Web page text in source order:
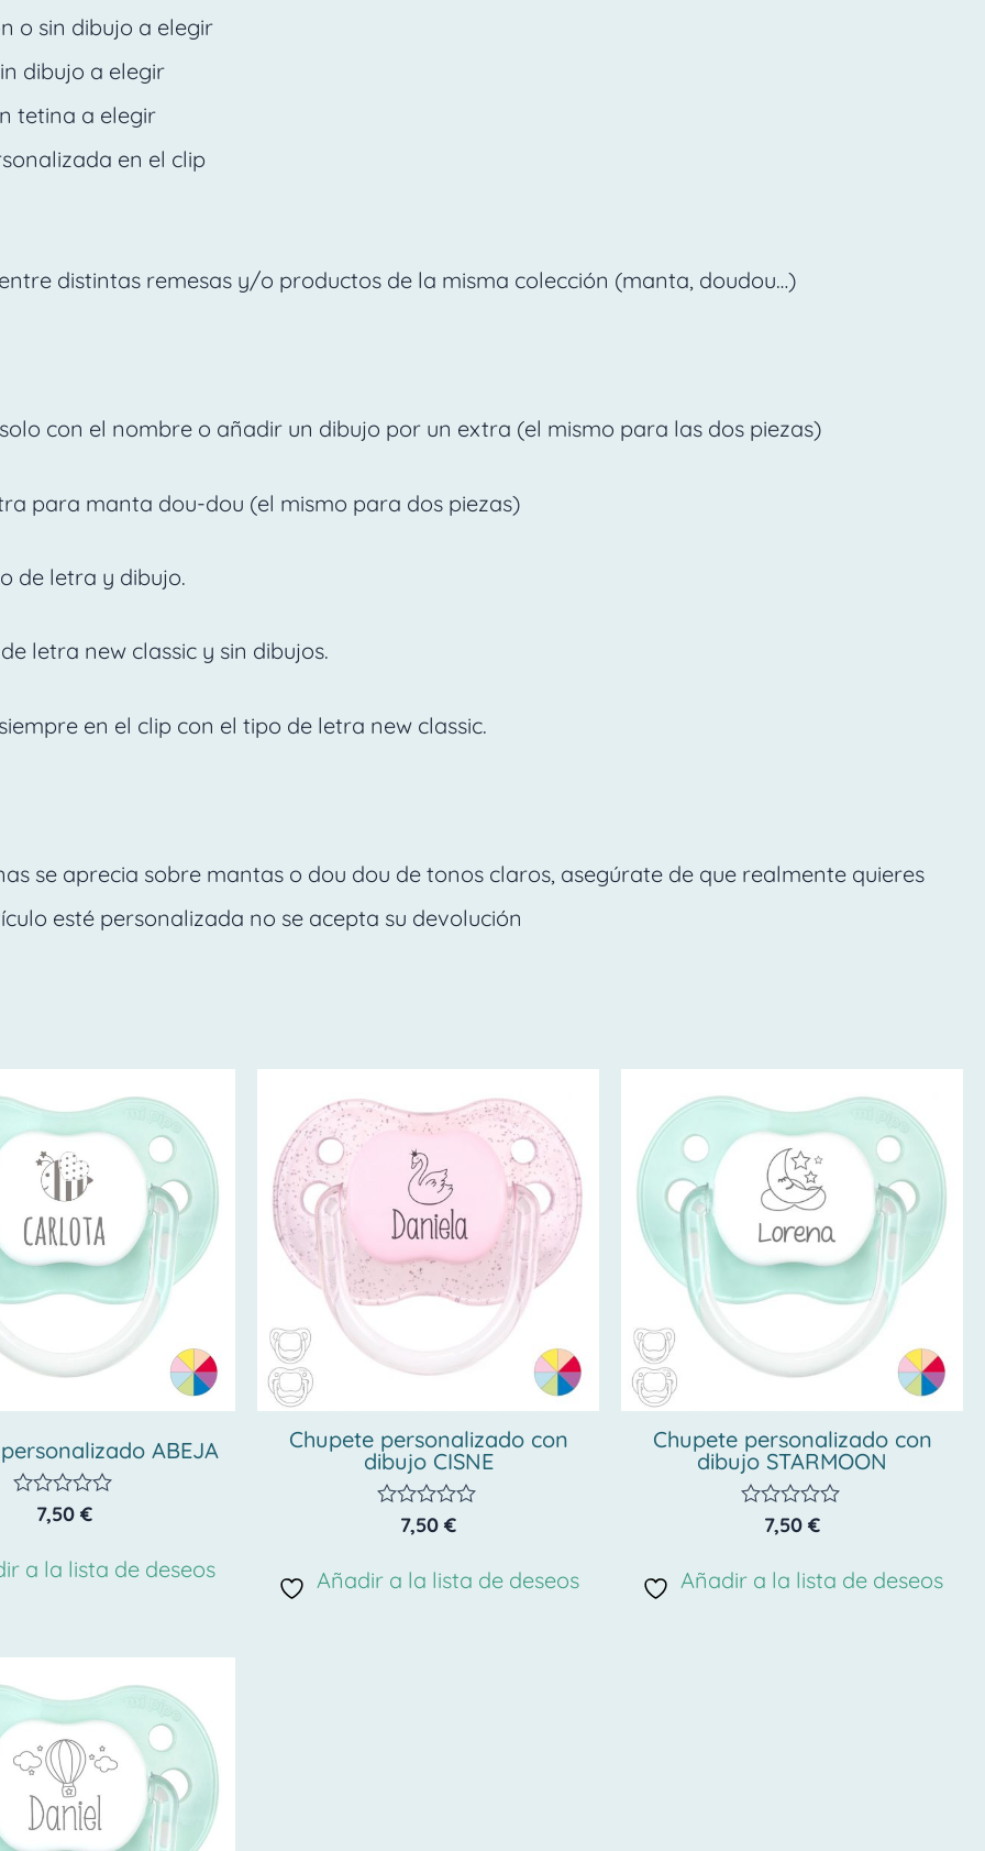
o sin dibujo a elegir
dibujo a elegir
tetina a elegir
en el clip
distintas remesas y/o productos de la misma colección (manta, doudou…)
con el nombre o añadir un dibujo por un extra (el mismo para las dos piezas)
para manta dou-dou (el mismo para dos piezas)
de letra y dibujo.
letra new classic y sin dibujos.
en el clip con el tipo de letra new classic.
se aprecia sobre mantas o dou dou de tonos claros, asegúrate de que realmente quieres
esté personalizada no se acepta su devolución
ABEJA
Valorado
de
7,50 €
a la lista de deseos
Chupete personalizado con
dibujo CISNE
Valorado
de
7,50 €
Añadir a la lista de deseos
Chupete personalizado con
dibujo STARMOON
Valorado
de
7,50 €
Añadir a la lista de deseos